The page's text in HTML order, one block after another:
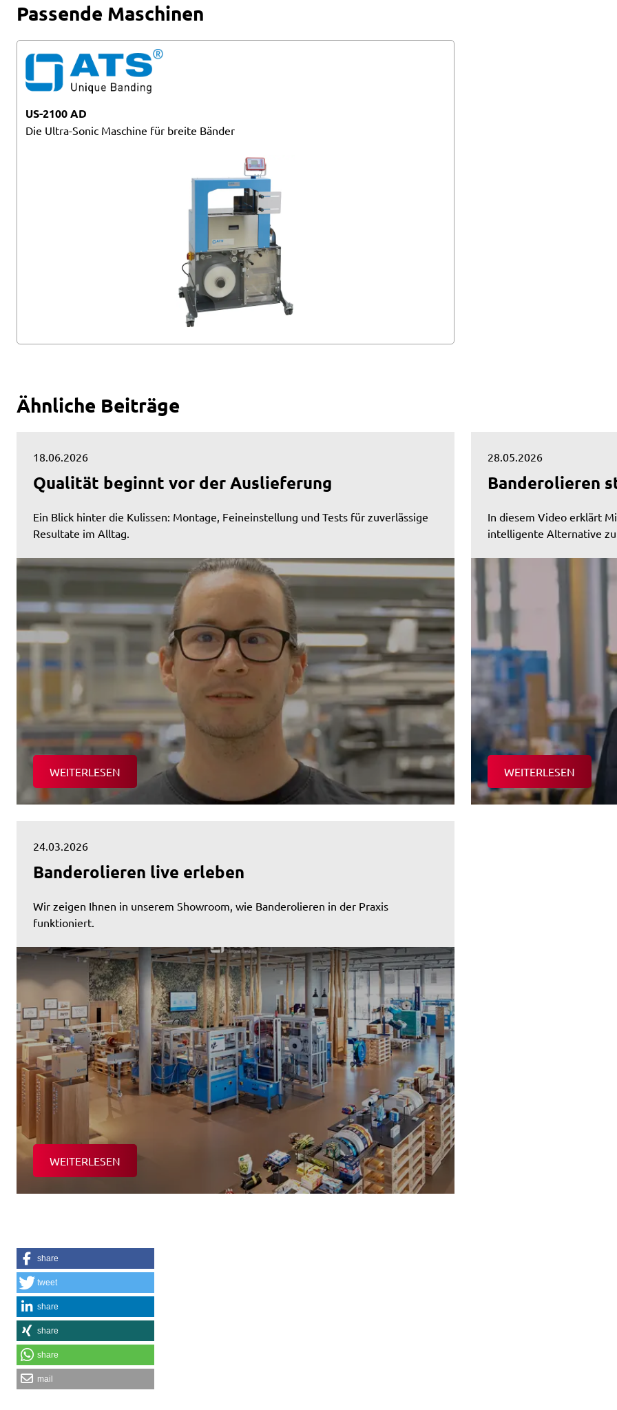
Passende Maschinen
US-2100 AD
Die Ultra-Sonic Maschine für breite Bänder
Ähnliche Beiträge
18.06.2026
Qualität beginnt vor der Auslieferung
Ein Blick hinter die Kulissen: Montage, Feineinstellung und Tests für zuverlässige
Resultate im Alltag.
WEITERLESEN
28.05.2026
Banderolieren
In diesem Video erklärt
intelligente Alternative
WEITERLESEN
24.03.2026
Banderolieren live erleben
Wir zeigen Ihnen in unserem Showroom, wie Banderolieren in der Praxis
funktioniert.
WEITERLESEN
share
tweet
share
share
share
mail